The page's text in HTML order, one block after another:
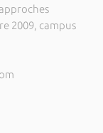
2009, campus